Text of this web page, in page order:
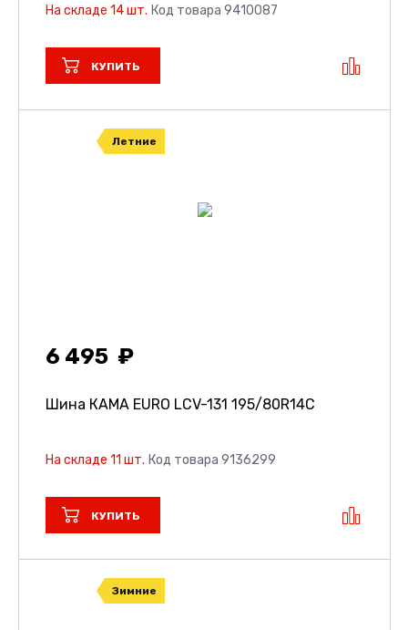
На складе 14 шт. Код товара 9410087
КУПИТЬ
Летние
6 495
Шина КАМА EURO LCV-131 195/80R14C
На складе 11 шт. Код товара 9136299
КУПИТЬ
Зимние